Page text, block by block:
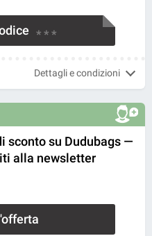
* * *
Dettagli e condizioni
sconto su Dudubags —
alla newsletter